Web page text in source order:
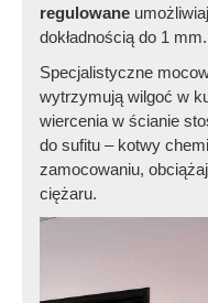
regulowane
dokładnością do 1 mm.
Specjalistyczne
wytrzymują wilgoć w
wiercenia w ścianie
do sufitu – kotwy
zamocowaniu,
ciężaru.